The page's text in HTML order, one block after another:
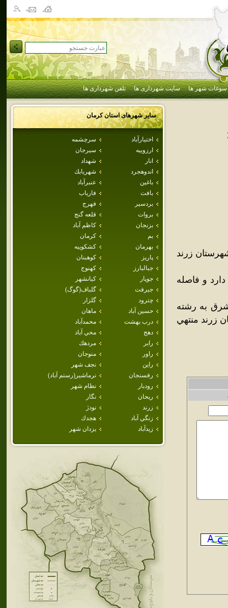
سوغات شهر ها سایت شهرداری ها تلفن شهرداری ها
سایر شهرهای استانكرمان
اختيارآباد
سرچشمه
ارزوييه
سيرجان
انار
شهداد
اندوهجرد
شهربابك
باغين
عنبرآباد
بافت
فارياب
بردسير
فهرج
بروات
قلعه گنج
بزنجان
كاظم آباد
بم
كرمان
بهرمان
كشكوييه
پاريز
كوهبنان
جبالبارز
كهنوج
جوپار
كيانشهر
جيرفت
گلباف(گوگ)
چترود
گلزار
حسين آباد
ماهان
درب بهشت
محمدآباد
دهج
محي آباد
رابر
مردهك
راور
منوجان
راين
نجف شهر
رفسنجان
نرماشير(رستم آباد)
رودبار
نظام شهر
ريحان
نگار
زرند
نودژ
زنگي آباد
هجدك
زيدآباد
يزدان شهر
زرند
و فاصله
به رشته
زرند منتهي